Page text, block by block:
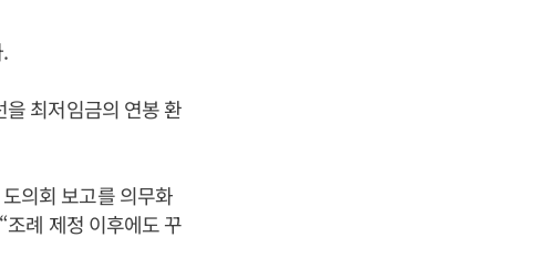
을 최저임금의 연봉 환
의회 보고를 의무화
례 제정 이후에도 꾸